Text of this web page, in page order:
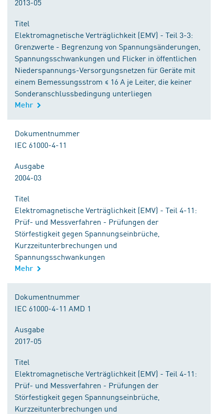
Titel
Elektromagnetische Verträglichkeit (EMV) - Teil 3-3:
Grenzwerte - Begrenzung von Spannungsänderungen,
Spannungsschwankungen und Flicker in öffentlichen
Niederspannungs-Versorgungsnetzen für Geräte mit
einem Bemessungsstrom ≤ 16 A je Leiter, die keiner
Sonderanschlussbedingung unterliegen
Mehr
Dokumentnummer
IEC 61000-4-11
Ausgabe
2004-03
Titel
Elektromagnetische Verträglichkeit (EMV) - Teil 4-11:
Prüf- und Messverfahren - Prüfungen der
Störfestigkeit gegen Spannungseinbrüche,
Kurzzeitunterbrechungen und
Spannungsschwankungen
Mehr
Dokumentnummer
IEC 61000-4-11 AMD 1
Ausgabe
2017-05
Titel
Elektromagnetische Verträglichkeit (EMV) - Teil 4-11:
Prüf- und Messverfahren - Prüfungen der
Störfestigkeit gegen Spannungseinbrüche,
Kurzzeitunterbrechungen und